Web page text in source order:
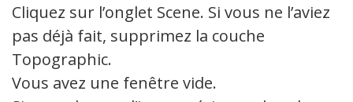
Cliquez sur l’onglet Scene. Si vous ne l’aviez
pas déjà fait, supprimez la couche
Topographic.
Vous avez une fenêtre vide.